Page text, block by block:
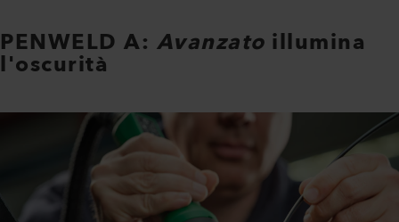
PENWELD A: Avanzato illumina
l'oscurità